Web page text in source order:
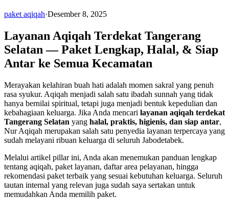
paket aqiqah·Desember 8, 2025
Layanan Aqiqah Terdekat Tangerang
Selatan — Paket Lengkap, Halal, & Siap
Antar ke Semua Kecamatan
Merayakan kelahiran buah hati adalah momen sakral yang penuh
rasa syukur. Aqiqah menjadi salah satu ibadah sunnah yang tidak
hanya bernilai spiritual, tetapi juga menjadi bentuk kepedulian dan
kebahagiaan keluarga. Jika Anda mencari layanan aqiqah terdekat
Tangerang Selatan yang halal, praktis, higienis, dan siap antar,
Nur Aqiqah merupakan salah satu penyedia layanan terpercaya yang
sudah melayani ribuan keluarga di seluruh Jabodetabek.
Melalui artikel pillar ini, Anda akan menemukan panduan lengkap
tentang aqiqah, paket layanan, daftar area pelayanan, hingga
rekomendasi paket terbaik yang sesuai kebutuhan keluarga. Seluruh
tautan internal yang relevan juga sudah saya sertakan untuk
memudahkan Anda memilih paket.